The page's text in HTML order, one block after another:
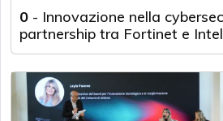
0 - Innovazione nella
partnership tra Fortinet e Intel